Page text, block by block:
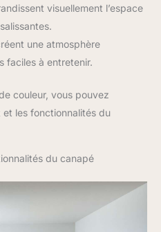
visuellement l’espace
une atmosphère
faciles à entretenir.
couleur, vous pouvez
les fonctionnalités du
du canapé